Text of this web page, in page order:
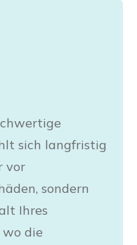
sich langfristig
vor
sondern
Ihres
wo die